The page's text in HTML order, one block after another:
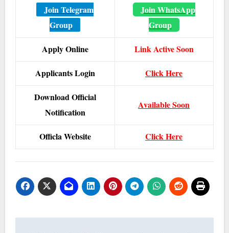
Join Telegram
Group
Join WhatsApp
Group
Apply Online Link Active Soon
Applicants Login Click Here
Download Official
Notification
Available Soon
Officla Website Click Here